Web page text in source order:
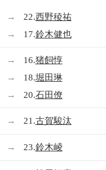
→ 22.西野稜祐
→ 17.鈴木健也
→ 16.猪飼惇
→ 18.堀田琳
→ 20.石田僚
→ 21.古賀駿汰
→ 23.鈴木崚